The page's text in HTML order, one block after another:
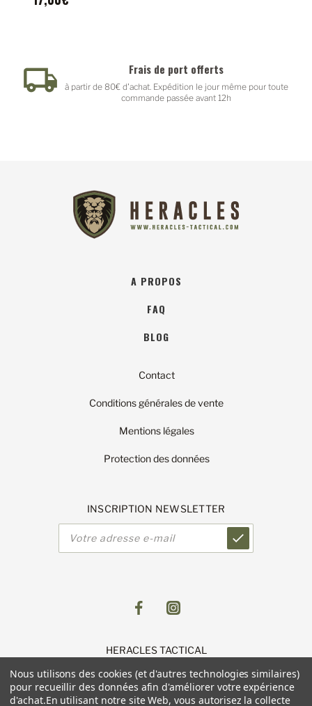
Frais de port offerts
à partir de 80€ d'achat. Expédition le jour même pour toute
commande passée avant 12h
A PROPOS
FAQ
BLOG
Contact
Conditions générales de vente
Mentions légales
Protection des données
INSCRIPTION NEWSLETTER
HERACLES TACTICAL
11 Parc du Luetzelfeld
67118 GEISPOLSHEIM
Nous utilisons des cookies (et d'autres technologies similaires)
pour recueillir des données afin d'améliorer votre expérience
d'achat.En utilisant notre site Web, vous autorisez la collecte